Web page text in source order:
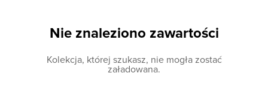
Nie znaleziono zawartości
Kolekcja, której szukasz, nie mogła zostać
załadowana.